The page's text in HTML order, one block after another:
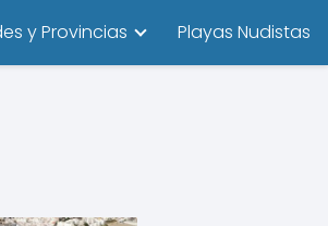
y Provincias Playas Nudistas